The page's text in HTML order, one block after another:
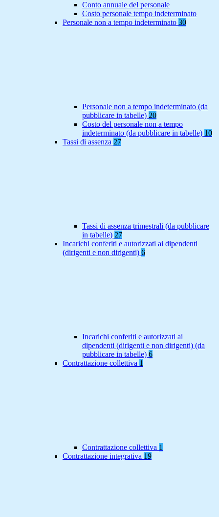
Conto annuale del personale
Costo personale tempo indeterminato
Personale non a tempo indeterminato 30
Personale non a tempo indeterminato (da
pubblicare in tabelle) 20
Costo del personale non a tempo
indeterminato (da pubblicare in tabelle) 10
Tassi di assenza 27
Tassi di assenza trimestrali (da pubblicare
in tabelle) 27
Incarichi conferiti e autorizzati ai dipendenti
(dirigenti e non dirigenti) 6
Incarichi conferiti e autorizzati ai
dipendenti (dirigenti e non dirigenti) (da
pubblicare in tabelle) 6
Contrattazione collettiva 1
Contrattazione collettiva 1
Contrattazione integrativa 19